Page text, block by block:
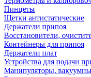
Пинцеты
Щетки антистатические
Держатели припоя
Восстановители,
Контейнеры для припоя
Держатели плат
Устройства для подачи
Манипуляторы,